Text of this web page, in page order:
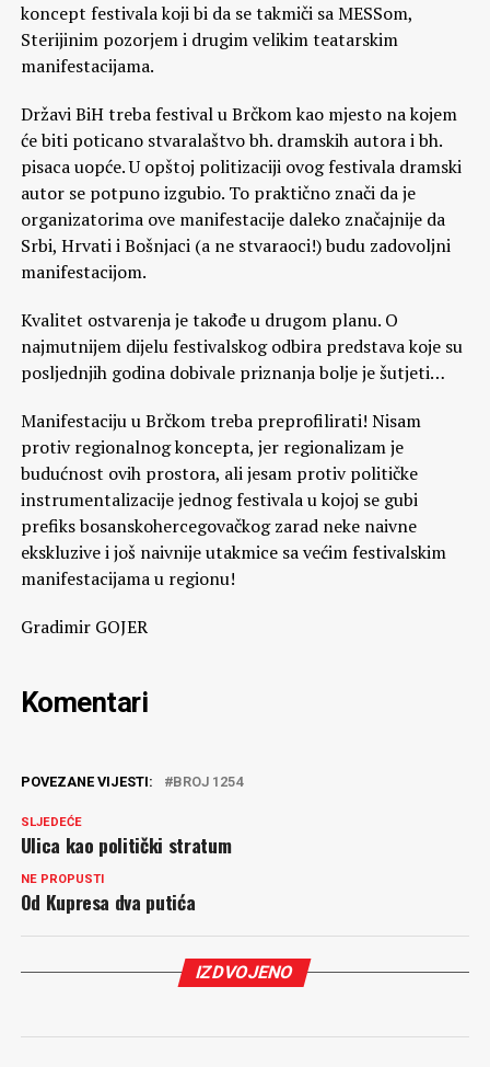
koncept festivala koji bi da se takmiči sa MESSom,
Sterijinim pozorjem i drugim velikim teatarskim
manifestacijama.
Državi BiH treba festival u Brčkom kao mjesto na kojem
će biti poticano stvaralaštvo bh. dramskih autora i bh.
pisaca uopće. U opštoj politizaciji ovog festivala dramski
autor se potpuno izgubio. To praktično znači da je
organizatorima ove manifestacije daleko značajnije da
Srbi, Hrvati i Bošnjaci (a ne stvaraoci!) budu zadovoljni
manifestacijom.
Kvalitet ostvarenja je takođe u drugom planu. O
najmutnijem dijelu festivalskog odbira predstava koje su
posljednjih godina dobivale priznanja bolje je šutjeti…
Manifestaciju u Brčkom treba preprofilirati! Nisam
protiv regionalnog koncepta, jer regionalizam je
budućnost ovih prostora, ali jesam protiv političke
instrumentalizacije jednog festivala u kojoj se gubi
prefiks bosanskohercegovačkog zarad neke naivne
ekskluzive i još naivnije utakmice sa većim festivalskim
manifestacijama u regionu!
Gradimir GOJER
Komentari
POVEZANE VIJESTI: BROJ 1254
SLJEDEĆE
Ulica kao politički stratum
NE PROPUSTI
Od Kupresa dva putića
IZDVOJENO